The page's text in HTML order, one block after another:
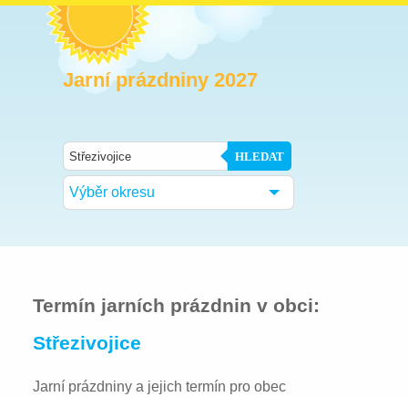
Jarní prázdniny 2027
HLEDAT
Výběr okresu
Termín jarních prázdnin v obci:
Střezivojice
Jarní prázdniny a jejich termín pro obec